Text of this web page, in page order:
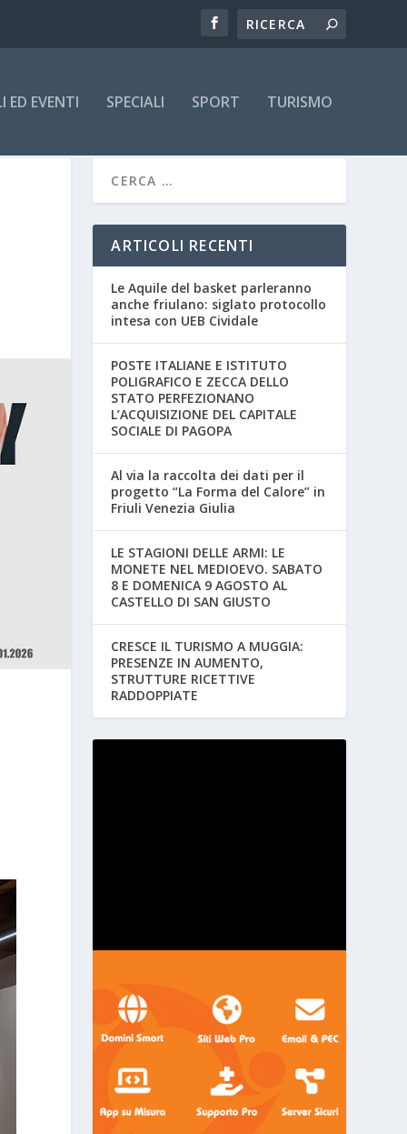
ED EVENTI SPECIALI SPORT TURISMO
ARTICOLI RECENTI
Le Aquile del basket parleranno
anche friulano: siglato protocollo
intesa con UEB Cividale
POSTE ITALIANE E ISTITUTO
POLIGRAFICO E ZECCA DELLO
STATO PERFEZIONANO
L’ACQUISIZIONE DEL CAPITALE
SOCIALE DI PAGOPA
Al via la raccolta dei dati per il
progetto “La Forma del Calore” in
Friuli Venezia Giulia
LE STAGIONI DELLE ARMI: LE
MONETE NEL MEDIOEVO. SABATO
8 E DOMENICA 9 AGOSTO AL
CASTELLO DI SAN GIUSTO
CRESCE IL TURISMO A MUGGIA:
PRESENZE IN AUMENTO,
STRUTTURE RICETTIVE
RADDOPPIATE